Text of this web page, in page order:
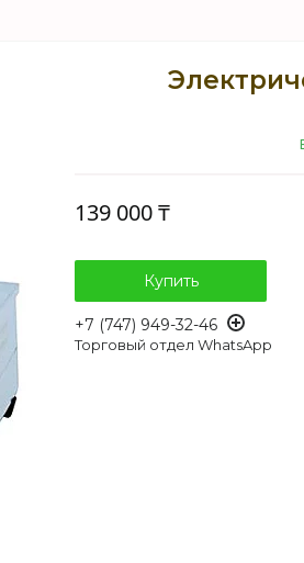
139 000 ₸
Купить
+7 (747) 949-32-46
Торговый отдел WhatsApp